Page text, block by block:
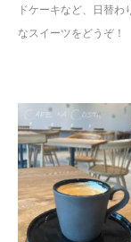
ドケーキなど、日替
なスイーツをどうぞ！